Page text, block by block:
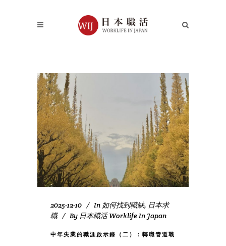
2025-12-10 In 如何找到職缺, 日本求
職
By 日本職活 Worklife In Japan
中年失業的職涯啟示錄（二）：轉職管道戰